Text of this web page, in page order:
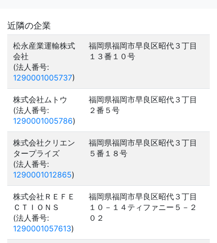
近隣の企業
松永産業運輸株式
会社
(法人番号:
1290001005737)
福岡県福岡市早良区昭代３丁目
１３番１０号
株式会社ムトウ
(法人番号:
1290001005786)
福岡県福岡市早良区昭代３丁目
２番５号
株式会社クリエン
タープライズ
(法人番号:
1290001012865)
福岡県福岡市早良区昭代３丁目
５番１８号
株式会社ＲＥＦＥ
ＣＴＩＯＮＳ
(法人番号:
1290001057613)
福岡県福岡市早良区昭代３丁目
１０－１４ティファニー５－２
０２